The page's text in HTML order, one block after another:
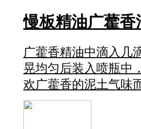
慢板精油广藿香
广藿香精油中滴入几
晃均匀后装入喷瓶中
欢广藿香的泥土气味